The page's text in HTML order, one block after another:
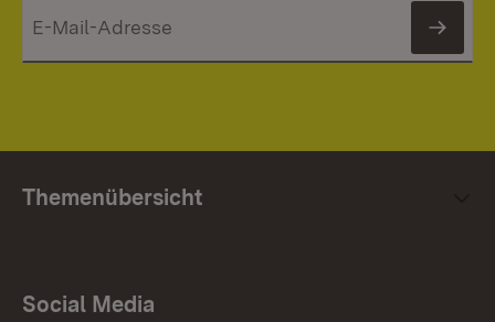
Themenübersicht
Social Media